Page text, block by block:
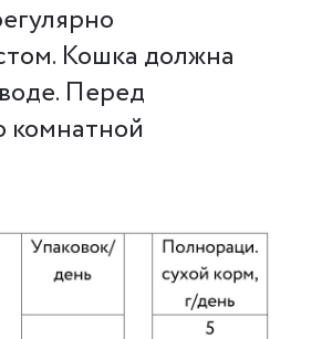
Кошка должна
Перед
комнатной